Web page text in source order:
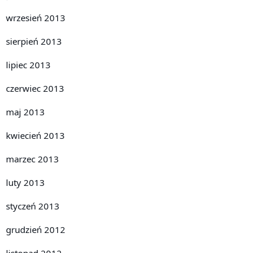
wrzesień 2013
sierpień 2013
lipiec 2013
czerwiec 2013
maj 2013
kwiecień 2013
marzec 2013
luty 2013
styczeń 2013
grudzień 2012